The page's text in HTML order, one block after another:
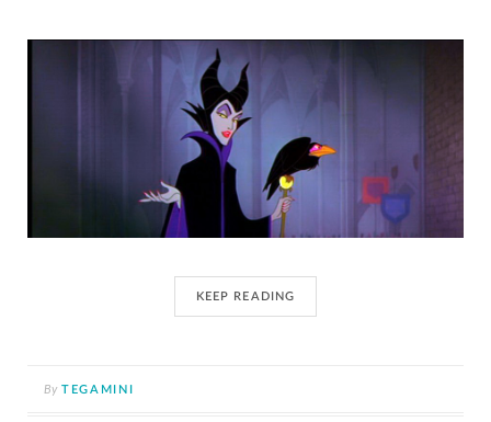
KEEP READING
By TEGAMINI